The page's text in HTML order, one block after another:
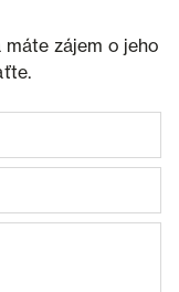
zájem o jeho